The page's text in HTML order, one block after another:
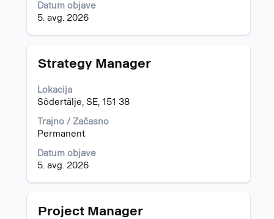
Datum objave
5. avg. 2026
o
delovnem
mestu.
Naziv
Strategy Manager
Lokacija
Södertälje, SE, 151 38
Trajno / Začasno
Permanent
Datum objave
5. avg. 2026
Izberite
preslednico,
da
celotno
vsebino
o
delovnem
mestu.
Naziv
Project Manager
Izberite